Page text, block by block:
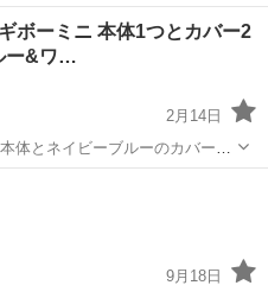
可◎即日入寮OK！寮費はずっと
社負担！工場まで無料送迎あり
他
ボーミニ 本体1つとカバー2
ー&ワ…
2月14日
体とネイビーブルーのカバーを
だまだ問題なく使えます。 洗
ーは昨年10月に購入し、2回ほど
9月18日